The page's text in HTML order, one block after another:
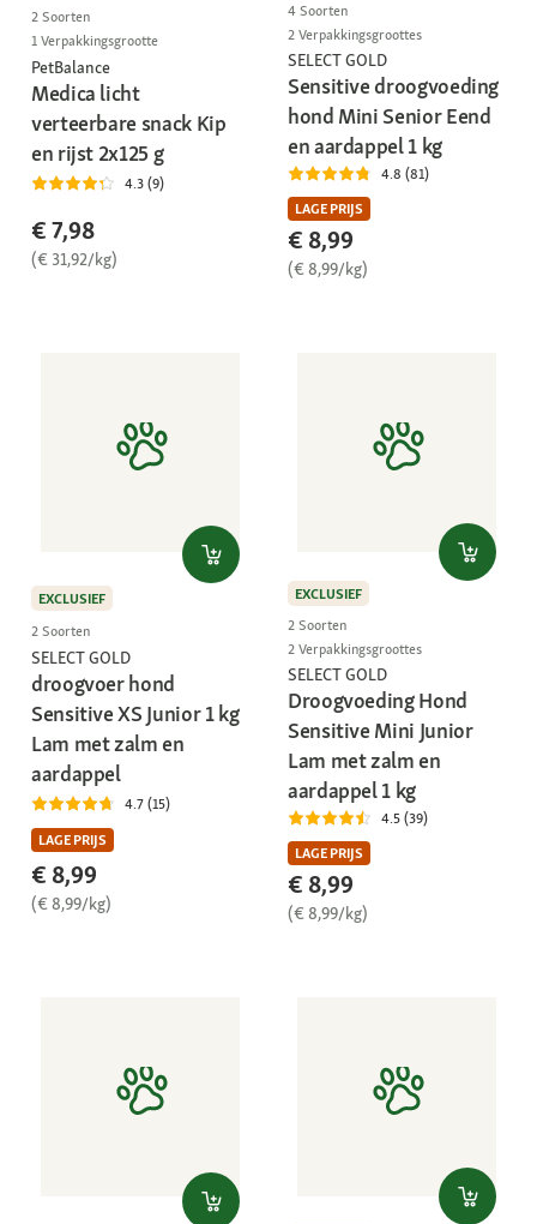
2 Soorten
1 Verpakkingsgrootte
PetBalance
Medica licht
verteerbare snack Kip
en rijst 2x125 g
4.3 (9)
€ 7,98
(€ 31,92/kg)
4 Soorten
2 Verpakkingsgroottes
SELECT GOLD
Sensitive droogvoeding
hond Mini Senior Eend
en aardappel 1 kg
4.8 (81)
LAGE PRIJS
€ 8,99
(€ 8,99/kg)
EXCLUSIEF
2 Soorten
SELECT GOLD
droogvoer hond
Sensitive XS Junior 1 kg
Lam met zalm en
aardappel
4.7 (15)
LAGE PRIJS
€ 8,99
(€ 8,99/kg)
EXCLUSIEF
2 Soorten
2 Verpakkingsgroottes
SELECT GOLD
Droogvoeding Hond
Sensitive Mini Junior
Lam met zalm en
aardappel 1 kg
4.5 (39)
LAGE PRIJS
€ 8,99
(€ 8,99/kg)